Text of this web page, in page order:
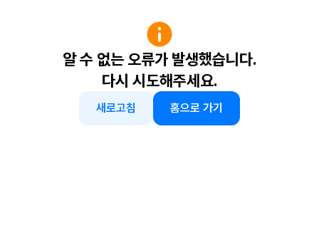
알 수 없는 오류가 발생했습니다.
다시 시도해주세요.
새로고침 홈으로 가기